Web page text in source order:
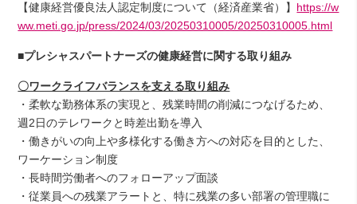
【健康経営優良法人認定制度について（経済産業省）】 https://w
ww.meti.go.jp/press/2024/03/20250310005/20250310005.html
■プレシャスパートナーズの健康経営に関する取り組み
〇ワークライフバランスを支える取り組み
・柔軟な勤務体系の実現と、残業時間の削減につなげるため、
週2日のテレワークと時差出勤を導入
・働きがいの向上や多様化する働き方への対応を目的とした、
ワーケーション制度
・長時間労働者へのフォローアップ面談
・従業員への残業アラートと、特に残業の多い部署の管理職に